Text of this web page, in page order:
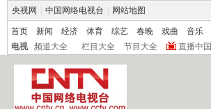
央视网 中国网络电视台 网站地图
首页 新闻 经济 体育 综艺 春晚 戏曲 音乐
电视
频道大全 栏目大全 节目大全 直播中国